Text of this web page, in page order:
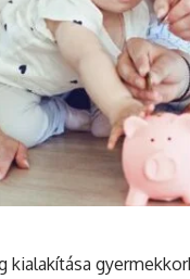
kialakítása